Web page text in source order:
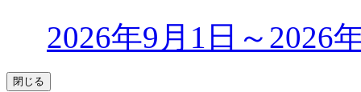
2026年9月1日～2026
閉じる